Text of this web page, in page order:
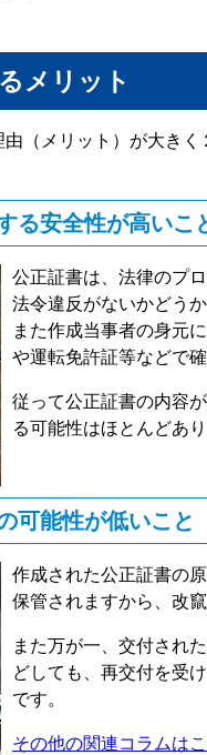
メリット
（メリット）が大きく
る安全性が高いこ
公正証書は、法律のプ
法令違反がないかどうか
また作成当事者の身元
や運転免許証等などで確
従って公正証書の内容
る可能性はほとんどあり
可能性が低いこと
作成された公正証書の
保管されますから、改
また万が一、交付され
どしても、再交付を受
です。
その他の関連コラムは